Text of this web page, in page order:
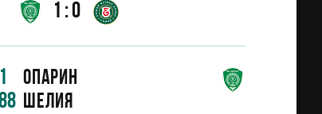
1:0
1 Опарин
Шелия